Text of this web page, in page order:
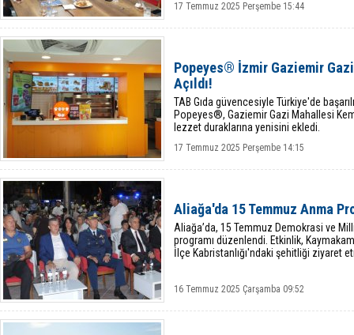
17 Temmuz 2025 Perşembe 15:44
Popeyes® İzmir Gaziemir
Açıldı!
TAB Gıda güvencesiyle Türkiye'de
Popeyes®, Gaziemir Gazi Mahallesi
lezzet duraklarına yenisini ekledi.
17 Temmuz 2025 Perşembe 14:15
Aliağa'da 15 Temmuz Anma
Aliağa’da, 15 Temmuz Demokrasi ve
programı düzenlendi. Etkinlik,
İlçe Kabristanlığı'ndaki şehitliği ziyaret
16 Temmuz 2025 Çarşamba 09:52